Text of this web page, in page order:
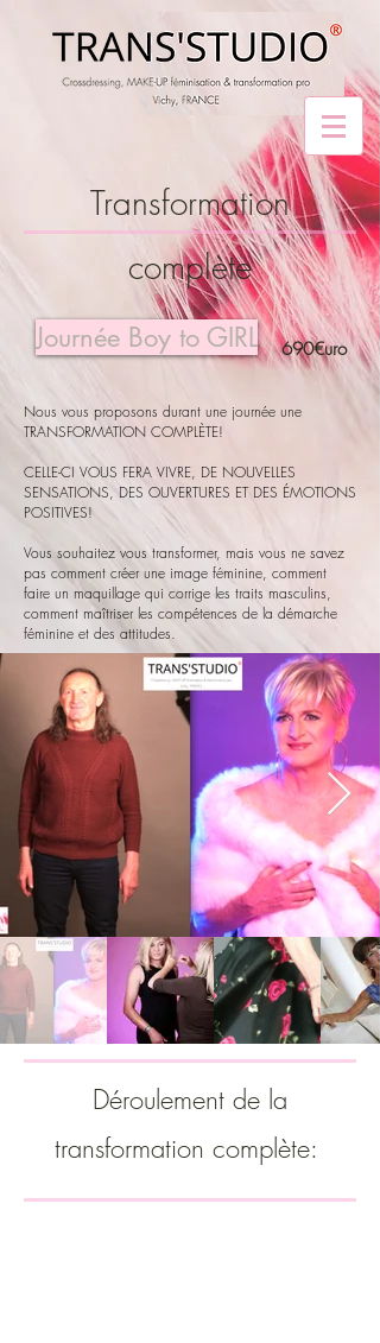
Transformation
complète
Journée Boy to GIRL 690€uro
Nous vous proposons durant une journée une
TRANSFORMATION COMPLÈTE!
CELLE-CI VOUS FERA VIVRE, DE NOUVELLES
SENSATIONS, DES OUVERTURES ET DES ÉMOTIONS
POSITIVES!
Vous souhaitez vous transformer, mais vous ne savez
pas comment créer une image féminine, comment
faire un maquillage qui corrige les traits masculins,
comment maîtriser les compétences de la démarche
féminine et des attitudes.
Déroulement de la
transformation complète: